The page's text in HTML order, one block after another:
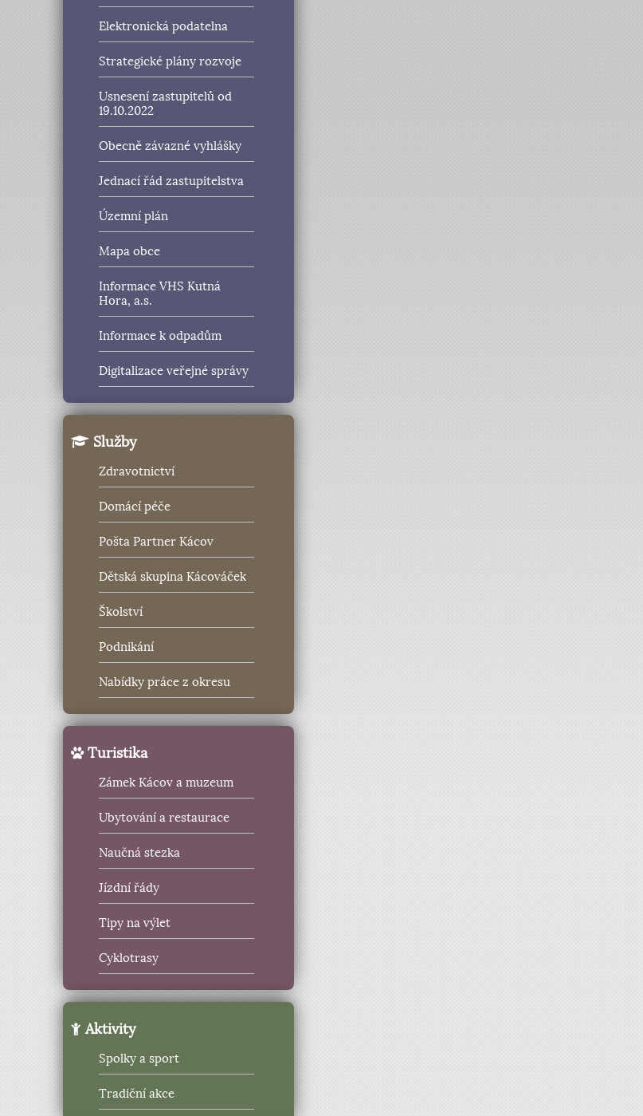
Elektronická podatelna
Strategické plány rozvoje
Usnesení zastupitelů od
19.10.2022
Obecně závazné vyhlášky
Jednací řád zastupitelstva
Územní plán
Mapa obce
Informace VHS Kutná
Hora, a.s.
Informace k odpadům
Digitalizace veřejné správy
Služby
Zdravotnictví
Domácí péče
Pošta Partner Kácov
Dětská skupina Kácováček
Školství
Podnikání
Nabídky práce z okresu
Turistika
Zámek Kácov a muzeum
Ubytování a restaurace
Naučná stezka
Jízdní řády
Tipy na výlet
Cyklotrasy
Aktivity
Spolky a sport
Tradiční akce